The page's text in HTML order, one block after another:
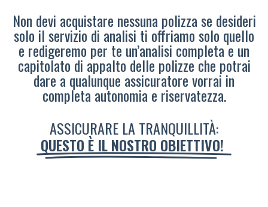
Non devi acquistare nessuna polizza se desideri
solo il servizio di analisi ti offriamo solo quello
e redigeremo per te un’analisi completa e un
capitolato di appalto delle polizze che potrai
dare a qualunque assicuratore vorrai in
completa autonomia e riservatezza.
ASSICURARE LA TRANQUILLITÀ:
QUESTO È IL NOSTRO OBIETTIVO!